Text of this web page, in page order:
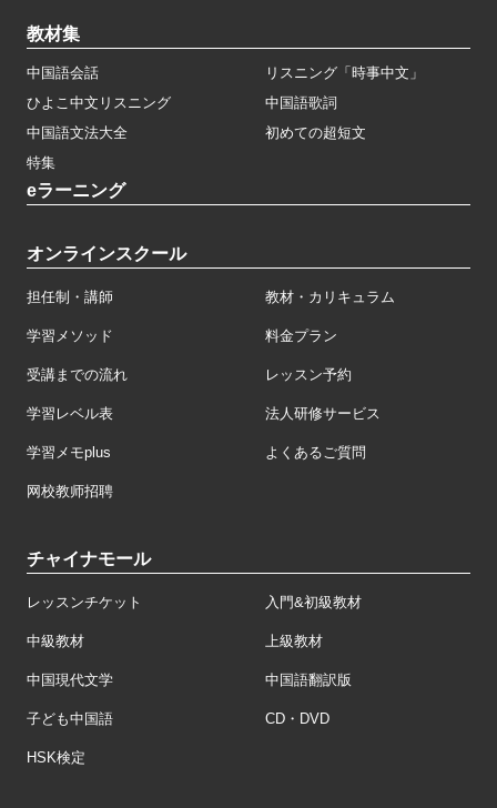
教材集
中国語会話
リスニング「時事中文」
ひよこ中文リスニング
中国語歌詞
中国語文法大全
初めての超短文
特集
eラーニング
オンラインスクール
担任制・講師 教材・カリキュラム
学習メソッド 料金プラン
受講までの流れ レッスン予約
学習レベル表 法人研修サービス
学習メモplus よくあるご質問
网校教师招聘
チャイナモール
レッスンチケット 入門&初級教材
中級教材 上級教材
中国現代文学 中国語翻訳版
子ども中国語 CD・DVD
HSK検定